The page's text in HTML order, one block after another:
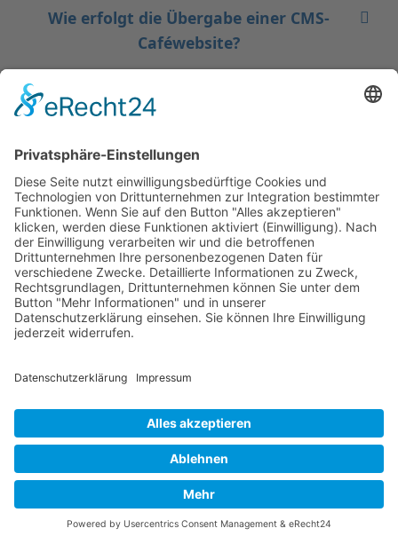
Wie erfolgt die Übergabe einer CMS-
Caféwebsite?
Geschäftsführer Mathias Ellmann
Wie Sichtbarkeit ohne Manipulation gelingt: ein
Praxisleitfaden für faire und verantwortliche
Suchmaschinenoptimierung.
eBook.de Thalia